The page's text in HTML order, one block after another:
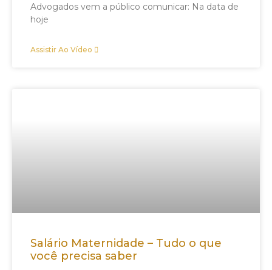
Advogados vem a público comunicar: Na data de
hoje
Assistir Ao Vídeo
Salário Maternidade – Tudo o que
você precisa saber